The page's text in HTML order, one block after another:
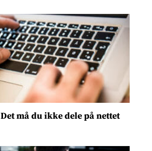
Det må du ikke dele på nettet